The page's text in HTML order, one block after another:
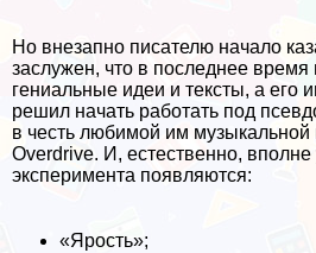
Но внезапно писателю начало
заслужен, что в последнее время
гениальные идеи и тексты, а его
решил начать работать под
в честь любимой им
Overdrive. И, естественно, вполне
эксперимента появляются:
«Ярость»;